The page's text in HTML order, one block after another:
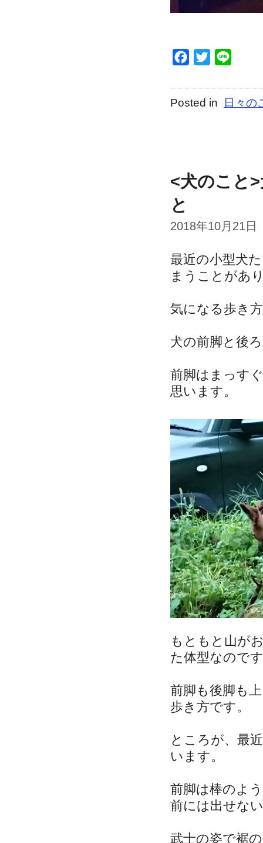
Facebook
Twitter
Posted in 日々の
<犬のこと
と
2018年10月21日
最近の小型犬
まうことがあ
気になる歩き
犬の前脚と後
前脚はまっす
思います。
もともと山が
た体型なので
前脚も後脚も
歩き方です。
ところが、最
います。
前脚は棒のよ
前には出せな
武士の姿で裾